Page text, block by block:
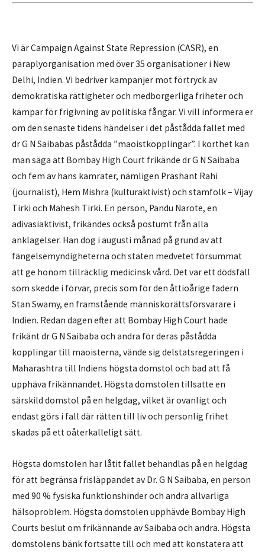
Vi är Campaign Against State Repression (CASR), en
paraplyorganisation med över 35 organisationer i New
Delhi, Indien. Vi bedriver kampanjer mot förtryck av
demokratiska rättigheter och medborgerliga friheter och
kämpar för frigivning av politiska fångar. Vi vill informera er
om den senaste tidens händelser i det påstådda fallet med
dr G N Saibabas påstådda ”maoistkopplingar”. I korthet kan
man säga att Bombay High Court frikände dr G N Saibaba
och fem av hans kamrater, nämligen Prashant Rahi
(journalist), Hem Mishra (kulturaktivist) och stamfolk – Vijay
Tirki och Mahesh Tirki. En person, Pandu Narote, en
adivasiaktivist, frikändes också postumt från alla
anklagelser. Han dog i augusti månad på grund av att
fängelsemyndigheterna och staten medvetet försummat
att ge honom tillräcklig medicinsk vård. Det var ett dödsfall
som skedde i förvar, precis som för den åttioårige fadern
Stan Swamy, en framstående människorättsförsvarare i
Indien. Redan dagen efter att Bombay High Court hade
frikänt dr G N Saibaba och andra för deras påstådda
kopplingar till maoisterna, vände sig delstatsregeringen i
Maharashtra till Indiens högsta domstol och bad att få
upphäva frikännandet. Högsta domstolen tillsatte en
särskild domstol på en helgdag, vilket är ovanligt och
endast görs i fall där rätten till liv och personlig frihet
skadas på ett oåterkalleligt sätt.
Högsta domstolen har låtit fallet behandlas på en helgdag
för att begränsa frisläppandet av Dr. G N Saibaba, en person
med 90 % fysiska funktionshinder och andra allvarliga
hälsoproblem. Högsta domstolen upphävde Bombay High
Courts beslut om frikännande av Saibaba och andra. Högsta
domstolens bänk fortsatte till och med att konstatera att